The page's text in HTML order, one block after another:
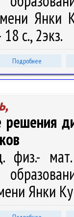
Янки
с., 2экз.
Подробнее
решения
физ.-
Янки